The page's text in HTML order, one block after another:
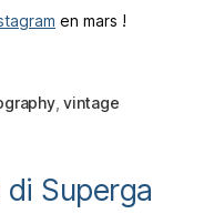
en mars !
,vintage
Superga